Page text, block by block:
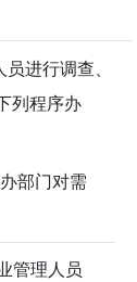
进行调查、
列程序办
部门对需
管理人员